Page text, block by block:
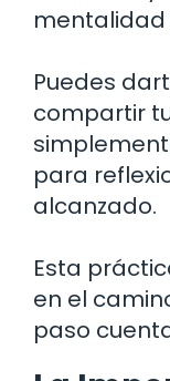
mentalidad
Puedes
compartir
para
alcanzado.
Esta
en el
paso